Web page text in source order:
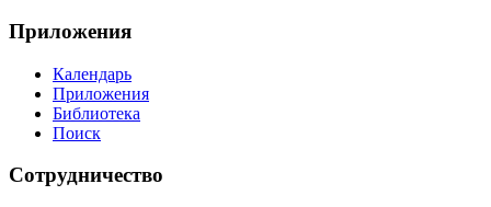
Приложения
Календарь
Приложения
Библиотека
Поиск
Сотрудничество